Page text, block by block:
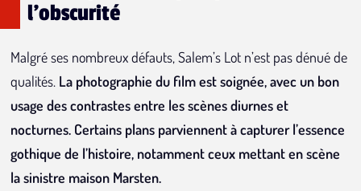
l'obscurité
Malgré ses nombreux défauts, Salem’s Lot n’est pas dénué de
qualités. La photographie du film est soignée, avec un bon
usage des contrastes entre les scènes diurnes et
nocturnes. Certains plans parviennent à capturer l’essence
gothique de l’histoire, notamment ceux mettant en scène
la sinistre maison Marsten.